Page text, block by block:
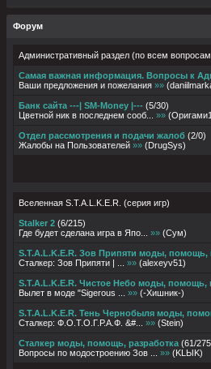
Форум
Административный раздел (по всем
Самая важная информация. Вопросы к
Ваши предложения и пожелания »» (
Банк сайта ---| SM-Money |--- (5/30)
Цветной ник в последнем сооб...
»» (
Отдел рассмотрения и подачи жалоб (2/0)
Жалобы на Пользователей »» (DrugSys)
Вселенная S.T.A.L.K.E.R. (серия игр)
Stalker 2 (6/215)
Где будет сделана игра в Япо...
»» (Сум)
S.T.A.L.K.E.R. Зов Припяти моды, помощь,
Сталкер: Зов Припяти | ...
»» (alexeyv51)
S.T.A.L.K.E.R. Чистое Небо моды, помощь,
Вылет в моде "Sigerous ...
»» (-Хишник-)
S.T.A.L.K.E.R. Тень Чернобыля моды,
Сталкер: Ф.О.Т.О.Г.Р.А.Ф. &#...
»» (Stein)
Сталкер моды, помощь, разработка (61/275
Вопросы по модостроению Зов ...
»» (KLЫK)